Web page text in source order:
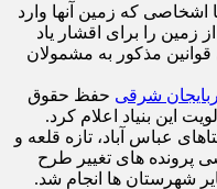
که زمین آنها وارد
را برای اقشار یاد
مذکور به مشمولان
شرقی حفظ حقوق
این بنیاد اعلام کرد.
عباس آباد، تازه قلعه و
پرونده های تغییر طرح
شهرستان ها انجام شد.